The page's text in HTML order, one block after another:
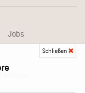
Jobs
Schließen